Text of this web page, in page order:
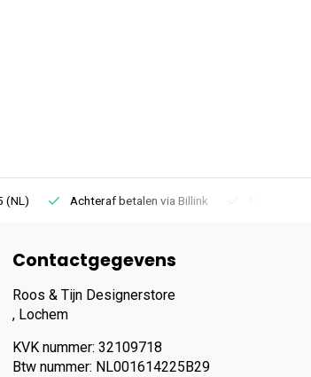
(NL) Achteraf betalen via Billink
Contactgegevens
Roos & Tijn Designerstore
, Lochem
KVK nummer: 32109718
Btw nummer: NL001614225B29